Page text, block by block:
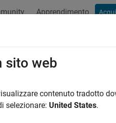
Apprendimento
Ordina per
sito web
contenuto tradotto
selezionare: United States.